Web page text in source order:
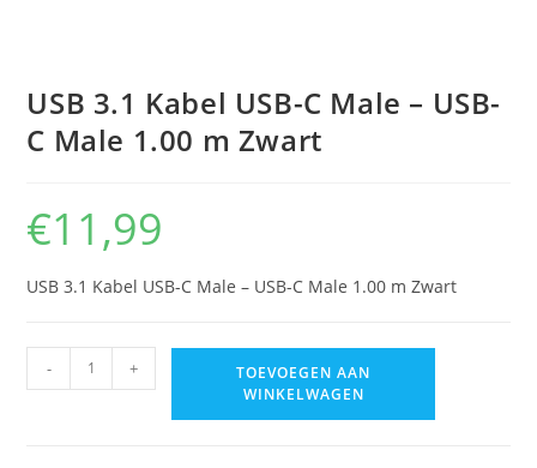
USB 3.1 Kabel USB-C Male – USB-
C Male 1.00 m Zwart
€11,99
USB 3.1 Kabel USB-C Male – USB-C Male 1.00 m Zwart
- +
TOEVOEGEN AAN
WINKELWAGEN